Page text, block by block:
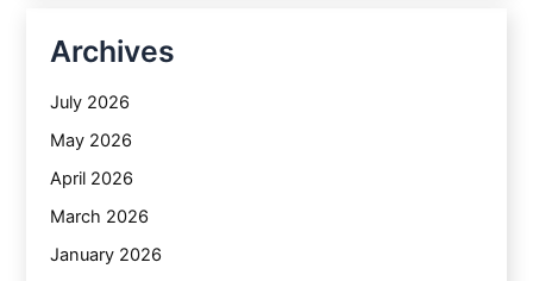
Archives
July 2026
May 2026
April 2026
March 2026
January 2026